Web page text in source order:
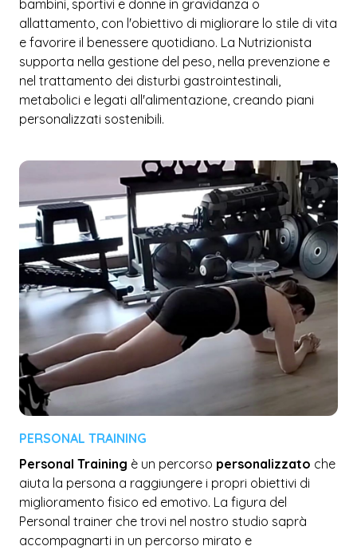
bambini, sportivi e donne in gravidanza o
allattamento, con l'obiettivo di migliorare lo stile di vita
e favorire il benessere quotidiano. La Nutrizionista
supporta nella gestione del peso, nella prevenzione e
nel trattamento dei disturbi gastrointestinali,
metabolici e legati all'alimentazione, creando piani
personalizzati sostenibili.
PERSONAL TRAINING
Personal Training è un percorso personalizzato che
aiuta la persona a raggiungere i propri obiettivi di
miglioramento fisico ed emotivo. La figura del
Personal trainer che trovi nel nostro studio saprà
accompagnarti in un percorso mirato e